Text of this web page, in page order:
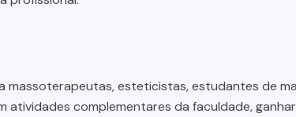
massoterapeutas, esteticistas, estudantes de
atividades complementares da faculdade,